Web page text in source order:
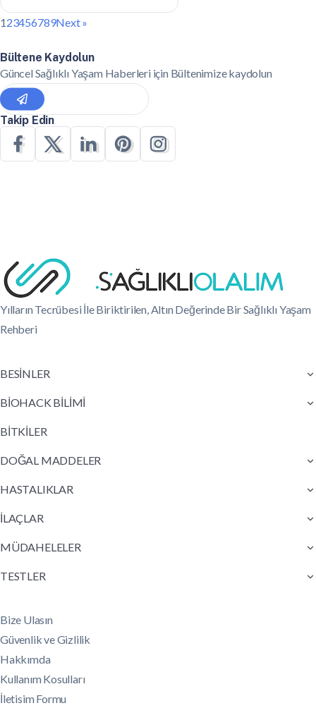
123456789Next »
Bültene Kaydolun
Güncel Sağlıklı Yaşam Haberleri için Bültenimize kaydolun
Takip Edin
Yılların Tecrübesi İle Biriktirilen, Altın Değerinde Bir Sağlıklı Yaşam
Rehberi
BESİNLER
BİOHACK BİLİMİ
BİTKİLER
DOĞAL MADDELER
HASTALIKLAR
İLAÇLAR
MÜDAHELELER
TESTLER
Bize Ulasın
Güvenlik ve Gizlilik
Hakkımda
Kullanım Kosulları
İletisim Formu